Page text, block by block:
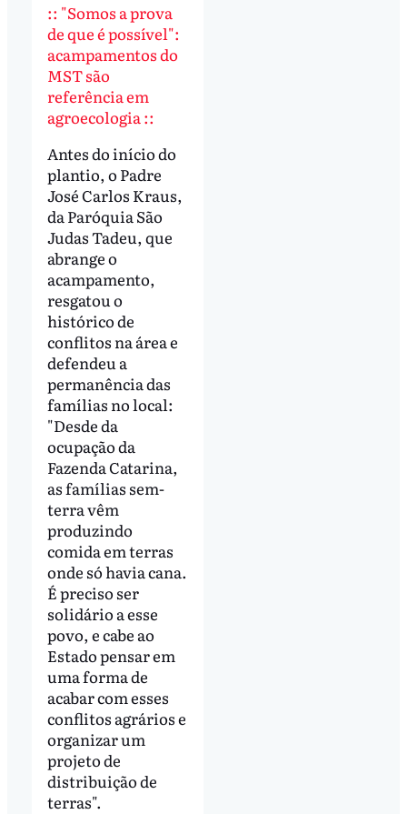
:: "Somos a prova
de que é possível":
acampamentos do
MST são
referência em
agroecologia ::
Antes do início do
plantio, o Padre
José Carlos Kraus,
da Paróquia São
Judas Tadeu, que
abrange o
acampamento,
resgatou o
histórico de
conflitos na área e
defendeu a
permanência das
famílias no local:
"Desde da
ocupação da
Fazenda Catarina,
as famílias sem-
terra vêm
produzindo
comida em terras
onde só havia cana.
É preciso ser
solidário a esse
povo, e cabe ao
Estado pensar em
uma forma de
acabar com esses
conflitos agrários e
organizar um
projeto de
distribuição de
terras".